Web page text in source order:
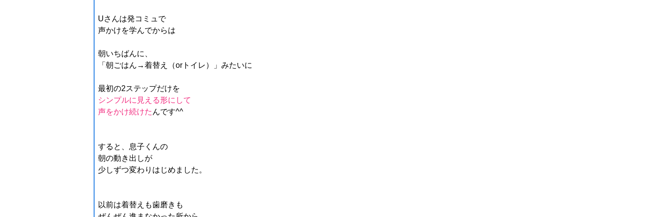
Uさんは発コミュで
声かけを学んでからは
朝いちばんに、
「朝ごはん→着替え（orトイレ）」みたいに
最初の2ステップだけを
シンプルに見える形にして
声をかけ続けた んです^^
すると、息子くんの
朝の動き出しが
少しずつ変わりはじめました。
以前は着替えも歯磨きも